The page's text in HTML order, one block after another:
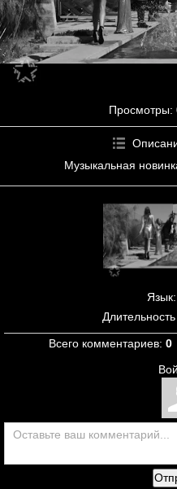
Просмотры:
Музыкальная
Язык
Всего комментариев: 0